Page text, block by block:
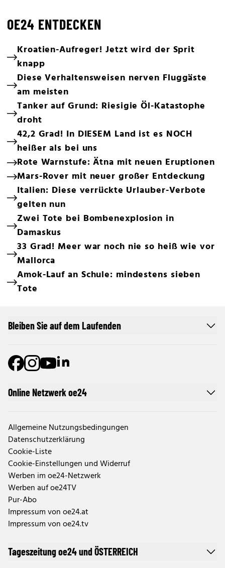
OE24 ENTDECKEN
Kroatien-Aufreger! Jetzt wird der Sprit
knapp
Diese Verhaltensweisen nerven Fluggäste
am meisten
Tanker auf Grund: Riesigie Öl-Katastophe
droht
42,2 Grad! In DIESEM Land ist es NOCH
heißer als bei uns
Rote Warnstufe: Ätna mit neuen Eruptionen
Mars-Rover mit neuer großer Entdeckung
Italien: Diese verrückte Urlauber-Verbote
gelten nun
Zwei Tote bei Bombenexplosion in
Damaskus
33 Grad! Meer war noch nie so heiß wie vor
Mallorca
Amok-Lauf an Schule: mindestens sieben
Tote
Online Netzwerk oe24
Allgemeine Nutzungsbedingungen
Datenschutzerklärung
Cookie-Liste
Cookie-Einstellungen und Widerruf
Werben im oe24-Netzwerk
Werben auf oe24TV
Pur-Abo
Impressum von oe24.at
Impressum von oe24.tv
Tageszeitung oe24 und ÖSTERREICH
Bleiben Sie auf dem Laufenden